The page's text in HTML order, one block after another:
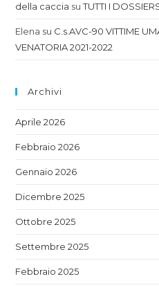
della caccia suTUTTI I
Elena su C.s.AVC-90 VITTIME
VENATORIA 2021-2022
Archivi
Aprile 2026
Febbraio 2026
Gennaio 2026
Dicembre 2025
Ottobre 2025
Settembre 2025
Febbraio 2025